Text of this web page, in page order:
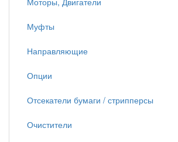
Муфты
Направляющие
Опции
Отсекатели бумаги / стрипперсы
Очистители